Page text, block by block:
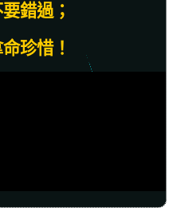
錯過；
珍惜！